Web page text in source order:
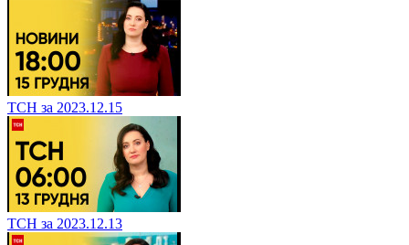
ТСН за 2023.12.15
ТСН за 2023.12.13